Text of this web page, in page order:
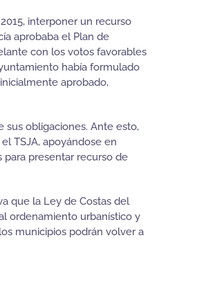
interponer un recurso
aprobaba el Plan de
con los votos favorables
había formulado
aprobado,
obligaciones. Ante esto,
TSJA, apoyándose en
para presentar recurso de
que la Ley de Costas del
ordenamiento urbanístico y
municipios podrán volver a